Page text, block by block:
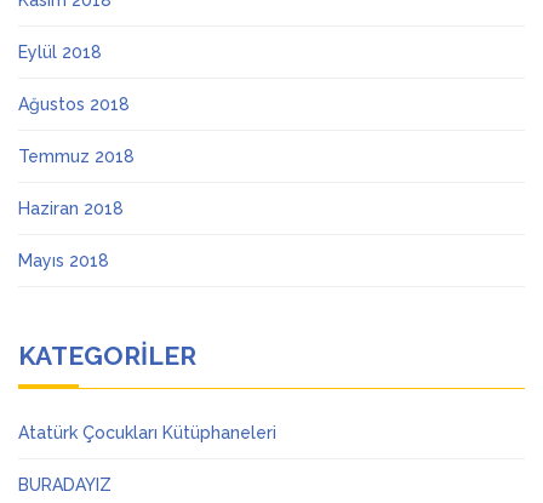
Eylül 2018
Ağustos 2018
Temmuz 2018
Haziran 2018
Mayıs 2018
KATEGORILER
Atatürk Çocukları Kütüphaneleri
BURADAYIZ